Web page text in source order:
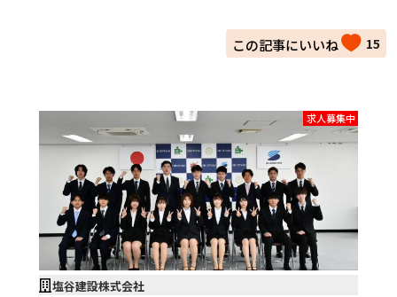
15
求人募集中
塩谷建設株式会社